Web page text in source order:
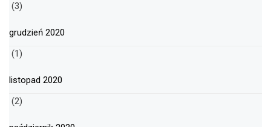
(3)
grudzień 2020
(1)
listopad 2020
(2)